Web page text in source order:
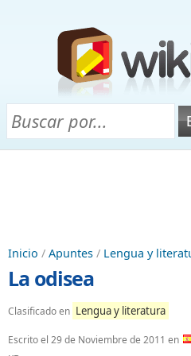
Inicio / Apuntes / Lengua y
La odisea
Clasificado en Lengua y literatura
Escrito el 29 de Noviembre de 2011 en